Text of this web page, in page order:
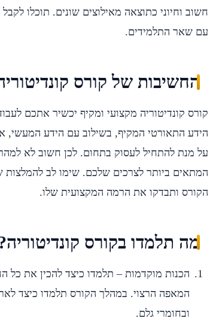
חשוב וחיוני כתוצאה מאילוצים שונים. תוכלו
עם שאר התלמידים.
החשיבות של קורס
קורס קונדיטוריה מקצועי ומקיף יכשיר אתכם
הידע התאורטי המקיף, בשילוב עם הידע המעשי,
על מנת להתחיל לעסוק בתחום. לכן חשוב לא
המתאים ביותר לצרכים שלכם. שימו לב להמלצות
הקורס ותבדקו את הרמה המקצועית שלו.
מה תלמדו בקורס
הכנות מוקדמות – תלמדו כיצד להכין את כל
המאפה הרצוי. במהלך הקורס תלמדו כיצד
ובחומרי גלם.